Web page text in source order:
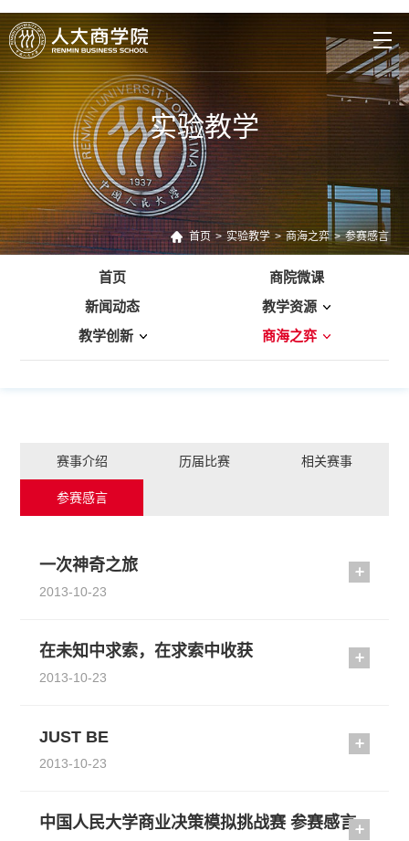
实验教学
首页 > 实验教学 > 商海之弈 > 参赛感言
首页
商院微课
新闻动态
教学资源
教学创新
商海之弈
赛事介绍 历届比赛 相关赛事
参赛感言
一次神奇之旅
2013-10-23
在未知中求索，在求索中收获
2013-10-23
JUST BE
2013-10-23
中国人民大学商业决策模拟挑战赛 参赛感言